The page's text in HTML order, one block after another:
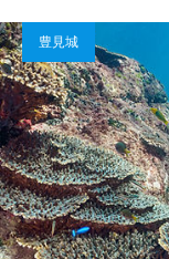
豊見城